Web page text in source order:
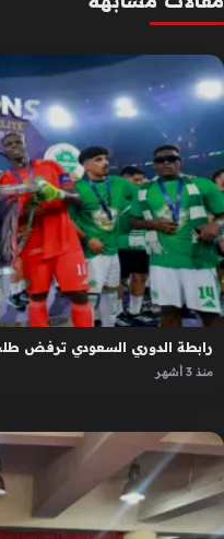
رابطة الدوري السعودي ترفض طلب
منذ 3 أشهر